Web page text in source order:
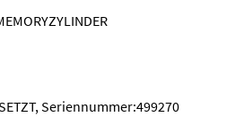
Seriennummer:499270